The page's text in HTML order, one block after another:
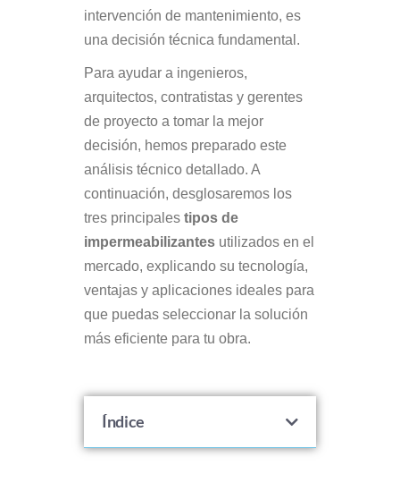
intervención de mantenimiento, es
una decisión técnica fundamental.
Para ayudar a ingenieros,
arquitectos, contratistas y gerentes
de proyecto a tomar la mejor
decisión, hemos preparado este
análisis técnico detallado. A
continuación, desglosaremos los
tres principales tipos de
impermeabilizantes utilizados en el
mercado, explicando su tecnología,
ventajas y aplicaciones ideales para
que puedas seleccionar la solución
más eficiente para tu obra.
Índice